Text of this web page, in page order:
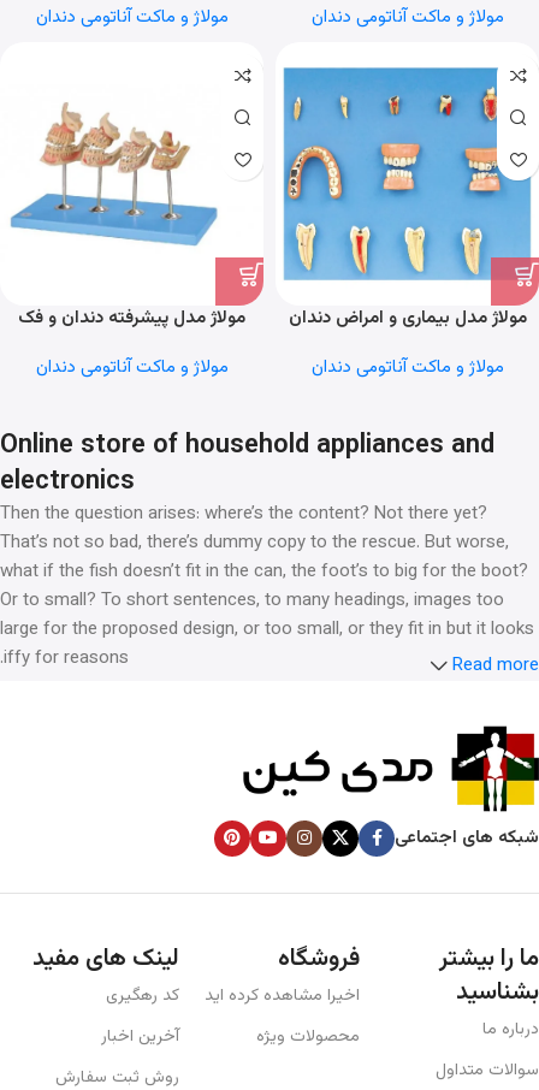
مولاژ و ماکت آناتومی دندان
مولاژ و ماکت آناتومی دندان
مولاژ مدل بیماری و امراض دندان
مولاژ و ماکت آناتومی دندان
مولاژ مدل پیشرفته دندان و فک
مولاژ و ماکت آناتومی دندان
Online store of household appliances and
electronics
Then the question arises: where’s the content? Not there yet?
That’s not so bad, there’s dummy copy to the rescue. But worse,
what if the fish doesn’t fit in the can, the foot’s to big for the boot?
Or to small? To short sentences, to many headings, images too
large for the proposed design, or too small, or they fit in but it looks
iffy for reasons.
unhappy though he or her can’t quite put a finger on it is worse.
Chances are there wasn’t collaboration, communication, and
checkpoints, there wasn’t a process agreed upon or specified with
the granularity required. It’s content strategy gone awry right from
the start. If that’s what you think how bout the other way around?
important signals that go beyond the mere textual, hierarchies of
information, weight, emphasis, oblique stresses, priorities, all those
subtle cues that also have visual and emotional appeal to the
Read more
شبکه های اجتماعی
ما را بیشتر
بشناسید
درباره ما
سوالات متداول
فروشگاه
اخیرا مشاهده کرده اید
محصولات ویژه
لینک های مفید
کد رهگیری
آخرین اخبار
روش ثبت سفارش